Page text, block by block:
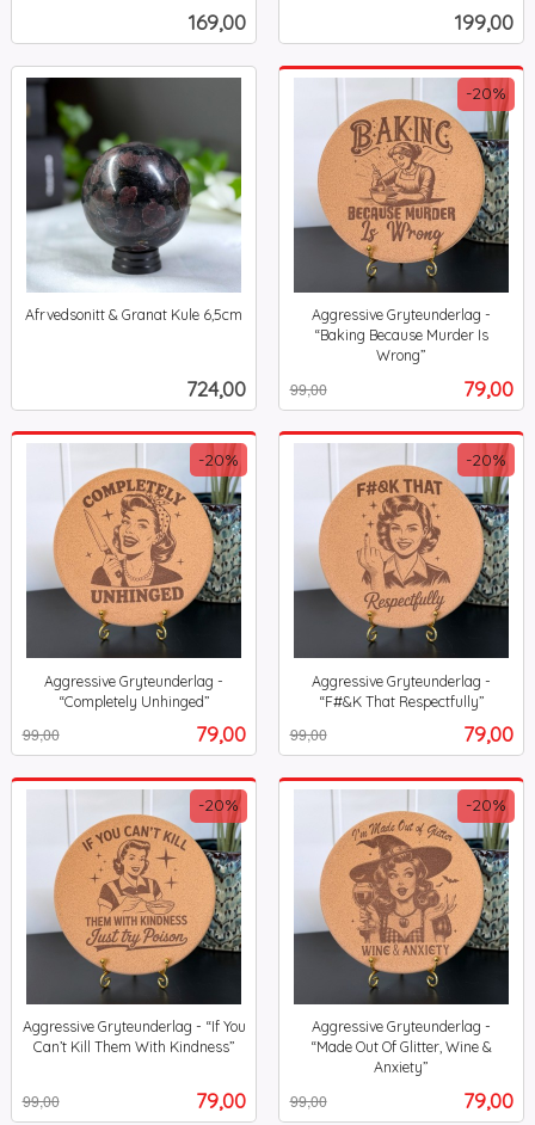
Pris
169,00 Pris
199,00
Afrvedsonitt & Granat Kule 6,5cm
Pris
724,00
Aggressive Gryteunderlag -
“Baking Because Murder Is
Wrong”
Tilbud
79,00
99,00
-20%
mva.
Aggressive Gryteunderlag -
“Completely Unhinged”
Tilbud
79,00
99,00
-20%
mva.
Aggressive Gryteunderlag -
“F#&K That Respectfully”
Tilbud
79,00
99,00
-20%
mva.
Aggressive Gryteunderlag - “If You
Can’t Kill Them With Kindness”
Tilbud
79,00
99,00
-20%
Aggressive Gryteunderlag -
“Made Out Of Glitter, Wine &
Anxiety”
Tilbud
79,00
99,00
-20%
mva.